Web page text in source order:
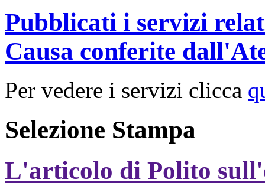
Pubblicati i servizi
Causa conferite
Per vedere i servizi clicca
Selezione Stampa
L'articolo di Polito